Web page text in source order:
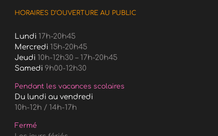
HORAIRES D’OUVERTURE AU PUBLIC
Lundi 17h-20h45
Mercredi 15h-20h45
Jeudi 10h-12h30 – 17h-20h45
Samedi 9h00-12h30
Pendant les vacances scolaires
Du lundi au vendredi
10h-12h / 14h-17h
Fermé